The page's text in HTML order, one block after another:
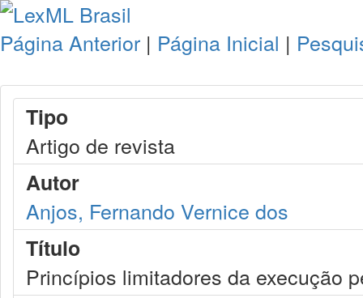
Página Anterior | Página Inicial |
Tipo
Artigo de revista
Autor
Anjos, Fernando Vernice dos
Título
Princípios limitadores da execução